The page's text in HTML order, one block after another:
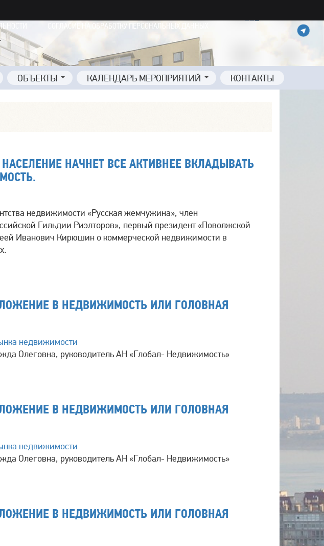
СОГЛАСИЕ НА ОБРАБОТКУ ПЕРСОНАЛЬНЫХ ДАННЫХ
ОБЪЕКТЫ КАЛЕНДАРЬ МЕРОПРИЯТИЙ
КОНТАКТЫ
НАЧНЕТ ВСЕ АКТИВНЕЕ ВКЛАДЫВАТЬ
недвижимости «Русская жемчужина», член
Гильдии Риэлторов», первый президент «Поволжской
Иванович Кирюшин о коммерческой недвижимости в
В НЕДВИЖИМОСТЬ ИЛИ ГОЛОВНАЯ
недвижимости
Олеговна, руководитель АН «Глобал- Недвижимость»
В НЕДВИЖИМОСТЬ ИЛИ ГОЛОВНАЯ
недвижимости
Олеговна, руководитель АН «Глобал- Недвижимость»
В НЕДВИЖИМОСТЬ ИЛИ ГОЛОВНАЯ